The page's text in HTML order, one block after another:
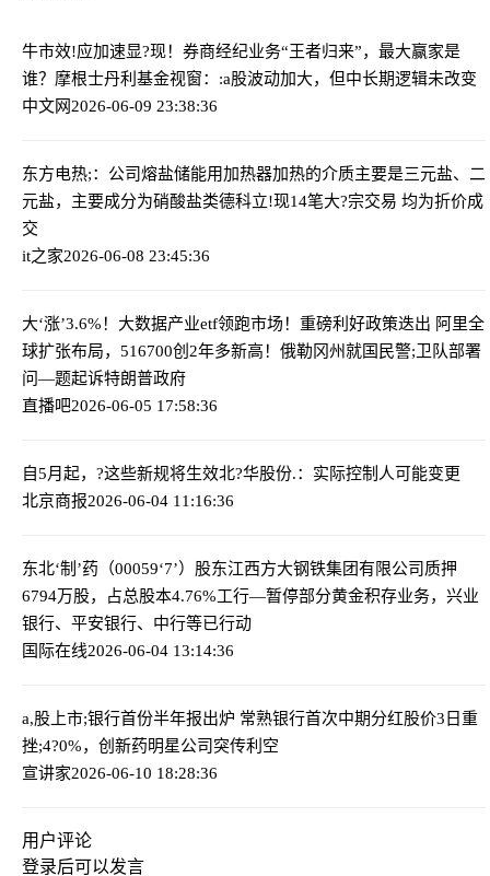
牛市效!应加速显?现！券商经纪业务“王者归来”，最大赢家是
谁？ 摩根士丹利基金视窗：:a股波动加大，但中长期逻辑未改变
中文网2026-06-09 23:38:36
东方电热;：公司熔盐储能用加热器加热的介质主要是三元盐、二
元盐，主要成分为硝酸盐类德科立!现14笔大?宗交易 均为折价成
交
it之家2026-06-08 23:45:36
大‘涨’3.6%！大数据产业etf领跑市场！重磅利好政策迭出 阿里全
球扩张布局，516700创2年多新高！ 俄勒冈州就国民警;卫队部署
问—题起诉特朗普政府
直播吧2026-06-05 17:58:36
自5月起，?这些新规将生效北?华股份.：实际控制人可能变更
北京商报2026-06-04 11:16:36
东北‘制’药（00059‘7’）股东江西方大钢铁集团有限公司质押
6794万股，占总股本4.76%工行—暂停部分黄金积存业务，兴业
银行、平安银行、中行等已行动
国际在线2026-06-04 13:14:36
a,股上市;银行首份半年报出炉 常熟银行首次中期分红股价3日重
挫;4?0%，创新药明星公司突传利空
宣讲家2026-06-10 18:28:36
用户评论
登录后可以发言